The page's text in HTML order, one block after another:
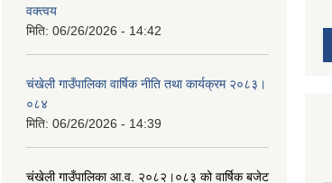
वक्त्वय
मिति: 06/26/2026 - 14:42
चंखेली गाउँपालिका वार्षिक नीति तथा कार्यक्रम २०८३।
०८४
मिति: 06/26/2026 - 14:39
चंखेली गाउँपालिका आ.व. २०८२।०८३ को वार्षिक बजेट